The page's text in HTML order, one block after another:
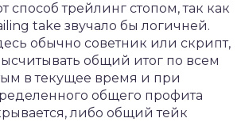
способ трейлинг стопом, так как
take звучало бы логичней.
обычно советник или скрипт,
общий итог по всем
в текущее время и при
общего профита
либо общий тейк